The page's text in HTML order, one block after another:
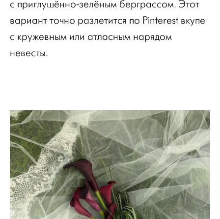
с приглушённо-зелёным берграссом. Этот
вариант точно разлетится по Pinterest вкупе
с кружевным или атласным нарядом
невесты.